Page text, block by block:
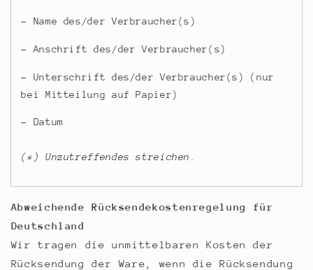
– Name des/der Verbraucher(s)
– Anschrift des/der Verbraucher(s)
– Unterschrift des/der Verbraucher(s) (nur
bei Mitteilung auf Papier)
– Datum
(*) Unzutreffendes streichen.
Abweichende Rücksendekostenregelung für
Deutschland
Wir tragen die unmittelbaren Kosten der
Rücksendung der Ware, wenn die Rücksendung